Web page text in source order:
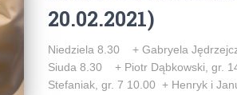
20.02.2021)
Niedziela 8.30 + Gabryela
Siuda 8.30 + Piotr Dąbkowski, gr.
Stefaniak, gr. 7 10.00 + Henryk i